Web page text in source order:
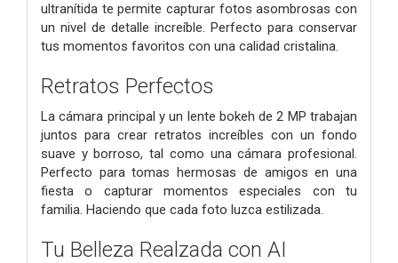
ultranítida te permite capturar fotos asombrosas con
un nivel de detalle increíble. Perfecto para conservar
tus momentos favoritos con una calidad cristalina.
Retratos Perfectos
La cámara principal y un lente bokeh de 2 MP trabajan
juntos para crear retratos increíbles con un fondo
suave y borroso, tal como una cámara profesional.
Perfecto para tomas hermosas de amigos en una
fiesta o capturar momentos especiales con tu
familia. Haciendo que cada foto luzca estilizada.
Tu Belleza Realzada con AI